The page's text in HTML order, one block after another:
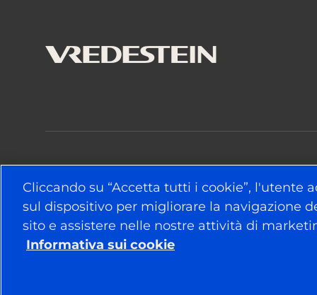
© 2026 APOLLO TYRES LTD
Cliccando su “Accetta tutti i cookie”, l'utente
sul dispositivo per migliorare la navigazione
sito e assistere nelle nostre attività di
Informativa sui cookie